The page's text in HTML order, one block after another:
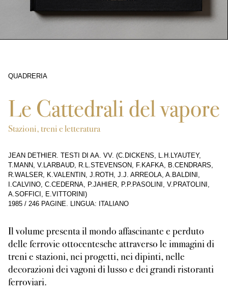
QUADRERIA
Le Cattedrali del vapore
Stazioni, treni e letteratura
JEAN DETHIER. TESTI DI AA. VV. (C.DICKENS, L.H.LYAUTEY,
T.MANN, V.LARBAUD, R.L.STEVENSON, F.KAFKA, B.CENDRARS,
R.WALSER, K.VALENTIN, J.ROTH, J.J. ARREOLA, A.BALDINI,
I.CALVINO, C.CEDERNA, P.JAHIER, P.P.PASOLINI, V.PRATOLINI,
A.SOFFICI, E.VITTORINI)
1985 / 246 PAGINE. LINGUA: ITALIANO
Il volume presenta il mondo affascinante e perduto
delle ferrovie ottocentesche attraverso le immagini di
treni e stazioni, nei progetti, nei dipinti, nelle
decorazioni dei vagoni di lusso e dei grandi ristoranti
ferroviari.